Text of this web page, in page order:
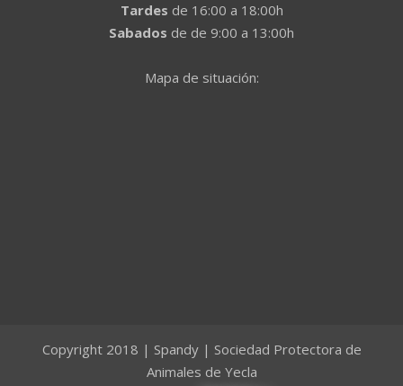
Tardes de 16:00 a 18:00h
Sabados de de 9:00 a 13:00h
Mapa de situación:
Copyright 2018 | Spandy | Sociedad Protectora de
Animales de Yecla